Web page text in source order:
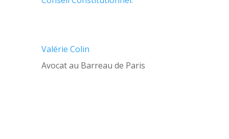
Valérie Colin
Avocat au Barreau de Paris